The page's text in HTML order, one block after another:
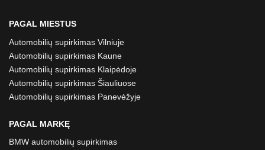
PAGAL MIESTUS
Automobilių supirkimas Vilniuje
Automobilių supirkimas Kaune
Automobilių supirkimas Klaipėdoje
Automobilių supirkimas Šiauliuose
Automobilių supirkimas Panevėžyje
PAGAL MARKĘ
BMW automobilių supirkimas